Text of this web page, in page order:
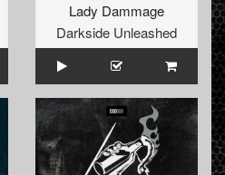
Lady Dammage
Darkside Unleashed